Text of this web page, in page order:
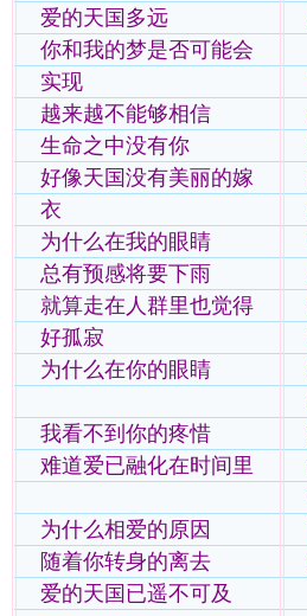
爱的天国多远
你和我的梦是否可能会
实现
越来越不能够相信
生命之中没有你
好像天国没有美丽的嫁
衣
为什么在我的眼睛
总有预感将要下雨
就算走在人群里也觉得
好孤寂
为什么在你的眼睛
我看不到你的疼惜
难道爱已融化在时间里
为什么相爱的原因
随着你转身的离去
爱的天国已遥不可及